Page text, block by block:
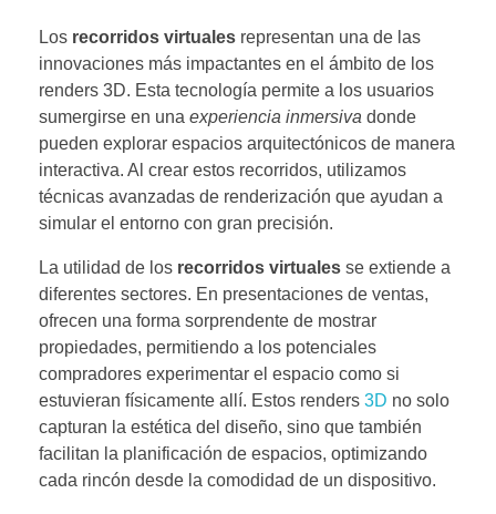
Los recorridos virtuales representan una de las
innovaciones más impactantes en el ámbito de los
renders 3D. Esta tecnología permite a los usuarios
sumergirse en una experiencia inmersiva donde
pueden explorar espacios arquitectónicos de manera
interactiva. Al crear estos recorridos, utilizamos
técnicas avanzadas de renderización que ayudan a
simular el entorno con gran precisión.
La utilidad de los recorridos virtuales se extiende a
diferentes sectores. En presentaciones de ventas,
ofrecen una forma sorprendente de mostrar
propiedades, permitiendo a los potenciales
compradores experimentar el espacio como si
estuvieran físicamente allí. Estos renders 3D no solo
capturan la estética del diseño, sino que también
facilitan la planificación de espacios, optimizando
cada rincón desde la comodidad de un dispositivo.